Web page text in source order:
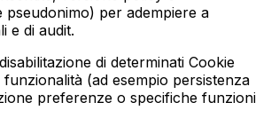
pseudonimo) per adempiere a
e di audit.
di determinati Cookie
(ad esempio persistenza
preferenze o specifiche funzioni